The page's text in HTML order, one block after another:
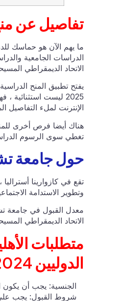
تفاصيل عن
ما يهم الآن هو حماسك
الدراسات الجامعية
الاتحاد الديمقراطي
2025 ليست
الإنترنت لملء
هناك أيضا فرص أخرى
تغطي سوى الرسوم
حول جامعة
تقع في كازوارينا
وتطوير الاستدامة
الاتحاد الديمقراطي
متطلبات
الدوليين 2024
الجنسية: يجب أن يكون
شروط القبول: يجب على